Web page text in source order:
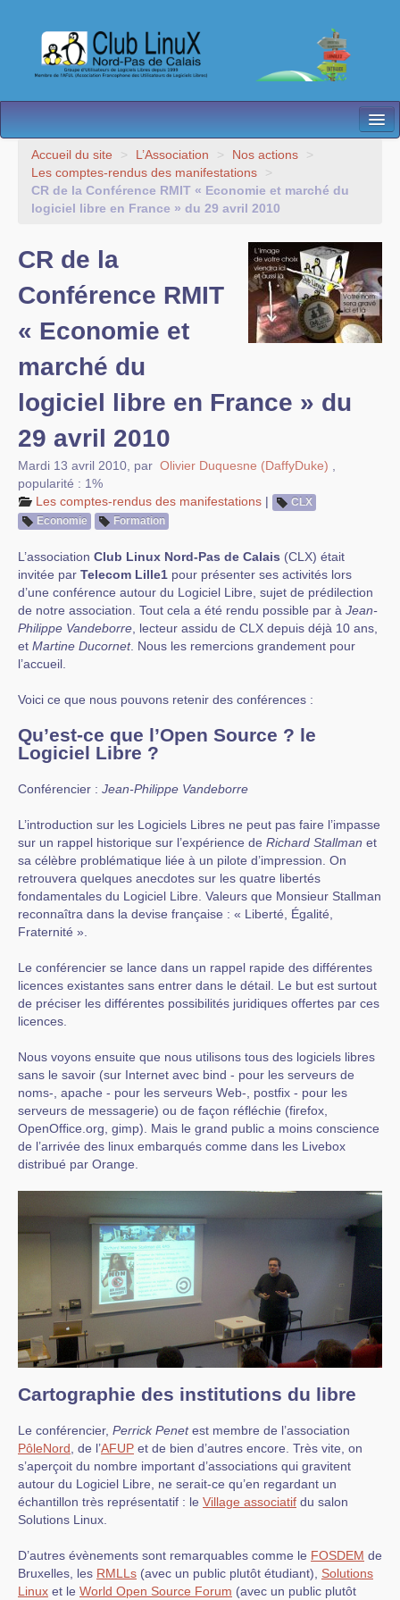
L’Association
Nos Activités
Contact
Les antennes
Espace membres
Accueil du site > L’Association > Nos actions
>
Les comptes-rendus des manifestations
>
CR de la Conférence RMIT « Economie et marché du
logiciel libre en France » du 29 avril 2010
CR de la
Conférence RMIT
« Economie et
marché du
logiciel libre en France » du
29 avril 2010
Mardi 13 avril 2010 par Olivier Duquesne (DaffyDuke)
popularité : 1%
Les comptes-rendus des manifestations |
CLX
Economie
Formation
L’association Club Linux Nord-Pas de Calais (CLX) était
invitée par Telecom Lille1 pour présenter ses activités lors
d’une conférence autour du Logiciel Libre, sujet de prédilection
de notre association. Tout cela a été rendu possible par à Jean-
Philippe Vandeborre , lecteur assidu de CLX depuis déjà 10 ans,
et Martine Ducornet. Nous les remercions grandement pour
l’accueil.
Voici ce que nous pouvons retenir des conférences :
Qu’est-ce que l’Open Source ? le
Logiciel Libre ?
Conférencier : Jean-Philippe Vandeborre
L’introduction sur les Logiciels Libres ne peut pas faire l’impasse
sur un rappel historique sur l’expérience de Richard Stallman et
sa célèbre problématique liée à un pilote d’impression. On
retrouvera quelques anecdotes sur les quatre libertés
fondamentales du Logiciel Libre. Valeurs que Monsieur Stallman
reconnaîtra dans la devise française : « Liberté, Égalité,
Fraternité ».
Le conférencier se lance dans un rappel rapide des différentes
licences existantes sans entrer dans le détail. Le but est surtout
de préciser les différentes possibilités juridiques offertes par ces
licences.
Nous voyons ensuite que nous utilisons tous des logiciels libres
sans le savoir (sur Internet avec bind - pour les serveurs de
noms-, apache - pour les serveurs Web-, postfix - pour les
serveurs de messagerie) ou de façon réfléchie (firefox,
OpenOffice.org, gimp). Mais le grand public a moins conscience
de l’arrivée des linux embarqués comme dans les Livebox
distribué par Orange.
Cartographie des institutions du libre
Le conférencier, Perrick Penetest membre de l’association
PôleNord , de l’AFUP et de bien d’autres encore. Très vite, on
s’aperçoit du nombre important d’associations qui gravitent
autour du Logiciel Libre, ne serait-ce qu’en regardant un
échantillon très représentatif : le Village associatif du salon
Solutions Linux.
D’autres évènements sont remarquables comme le FOSDEM de
Bruxelles, les RMLLs (avec un public plutôt étudiant), Solutions
Linux et le World Open Source Forum (avec un public plutôt